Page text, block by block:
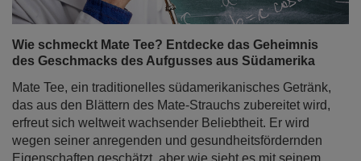
Wie schmeckt Mate Tee? Entdecke das Geheimnis
des Geschmacks des Aufgusses aus Südamerika
Mate Tee, ein traditionelles südamerikanisches Getränk,
das aus den Blättern des Mate-Strauchs zubereitet wird,
erfreut sich weltweit wachsender Beliebtheit. Er wird
wegen seiner anregenden und gesundheitsfördernden
Eigenschaften geschätzt, aber wie sieht es mit seinem